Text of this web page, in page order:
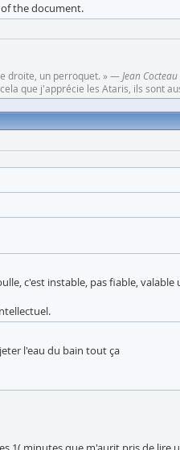
the document.
droite, un perroquet. » — Jean Cocteau
que j'apprécie les Ataris, ils sont
c'est instable, pas fiable,
l'eau du bain tout ça